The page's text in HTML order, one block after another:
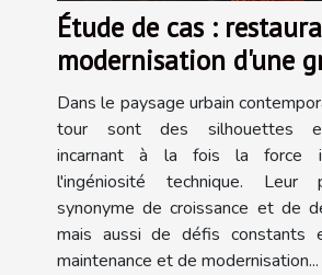
Étude de cas :
modernisation d'une
classique
Dans le paysage urbain
tour sont des silhouettes
incarnant à la fois la force
l'ingéniosité technique. Leur
synonyme de croissance et de
mais aussi de défis constants
maintenance et de modernisation...